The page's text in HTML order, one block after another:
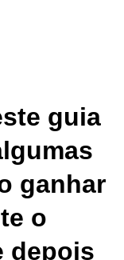
guia
ganhar
o
depois